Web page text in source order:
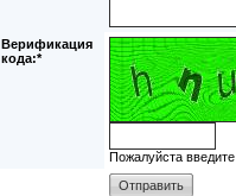
Верификация
кода:*
Пожалуйста